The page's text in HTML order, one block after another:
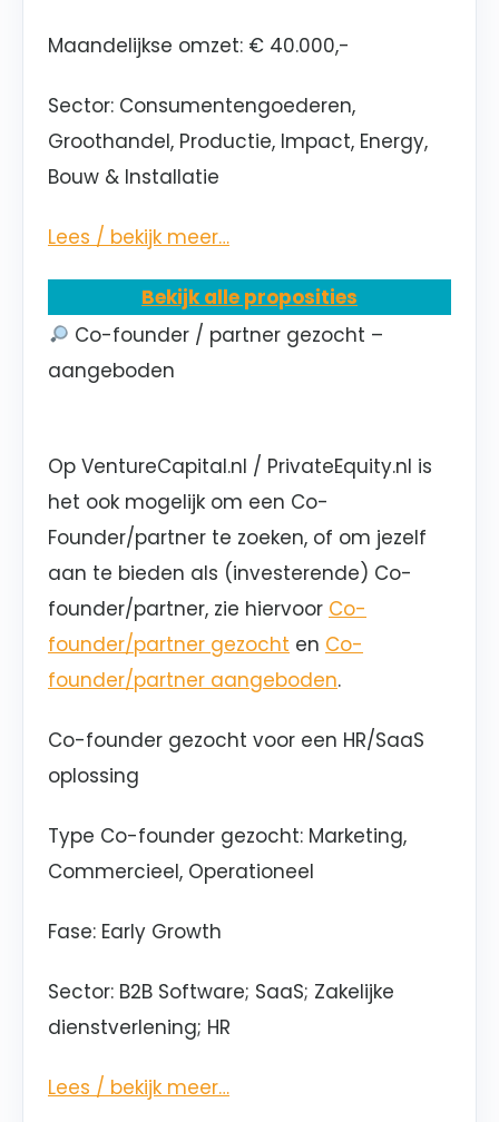
Maandelijkse omzet: € 40.000,-
Sector: Consumentengoederen,
Groothandel, Productie, Impact, Energy,
Bouw & Installatie
Lees / bekijk meer…
Bekijk alle proposities
Co-founder / partner gezocht –
aangeboden
Op VentureCapital.nl / PrivateEquity.nl is
het ook mogelijk om een Co-
Founder/partner te zoeken, of om jezelf
aan te bieden als (investerende) Co-
founder/partner, zie hiervoor Co-
founder/partner gezocht en Co-
founder/partner aangeboden.
Co-founder gezocht voor een HR/SaaS
oplossing
Type Co-founder gezocht: Marketing,
Commercieel, Operationeel
Fase: Early Growth
Sector: B2B Software; SaaS; Zakelijke
dienstverlening; HR
Lees / bekijk meer…